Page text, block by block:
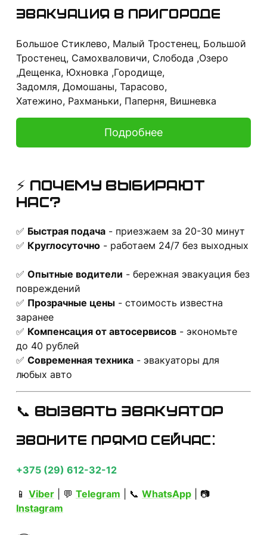
Эвакуация в пригороде
Большое Стиклево, Малый Тростенец, Большой
Тростенец, Самохваловичи, Слобода ,Озеро
,Дещенка, Юхновка ,Городище,
Задомля, Домошаны, Тарасово,
Хатежино, Рахманьки, Паперня, Вишневка
Подробнее
⚡️ ПОЧЕМУ ВЫБИРАЮТ
НАС?
✅ Быстрая подача- приезжаем за 20-30 минут
✅ Круглосуточно- работаем 24/7 без выходных
✅ Опытные водители - бережная эвакуация без
повреждений
✅ Прозрачные цены- стоимость известна
заранее
✅ Компенсация от автосервисов- экономьте
до 40 рублей
✅ Современная техника- эвакуаторы для
любых авто
📞 ВЫЗВАТЬ ЭВАКУАТОР
Звоните прямо сейчас:
+375 (29) 612-32-12
📱 Viber| 💬 Telegram | 📞 WhatsApp| 📷
Instagram